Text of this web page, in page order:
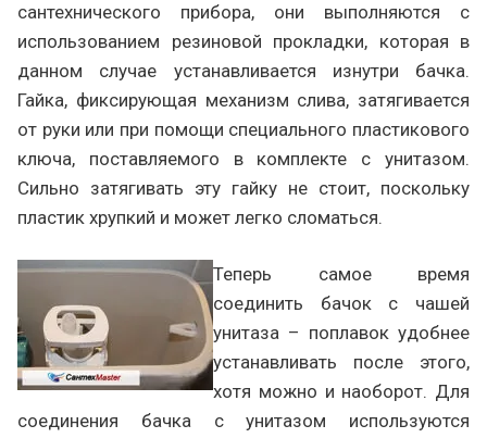
сантехнического прибора, они выполняются с
использованием резиновой прокладки, которая в
данном случае устанавливается изнутри бачка.
Гайка, фиксирующая механизм слива, затягивается
от руки или при помощи специального пластикового
ключа, поставляемого в комплекте с унитазом.
Сильно затягивать эту гайку не стоит, поскольку
пластик хрупкий и может легко сломаться.
Теперь самое время
соединить бачок с чашей
унитаза – поплавок удобнее
устанавливать после этого,
хотя можно и наоборот. Для
соединения бачка с унитазом используются